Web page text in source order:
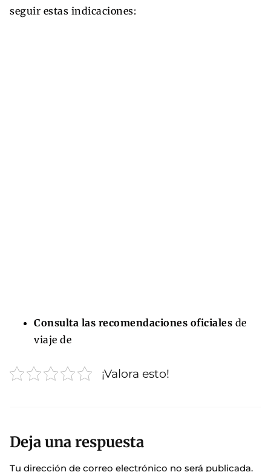
seguir estas indicaciones:
Consulta las recomendaciones oficiales de
viaje de
¡Valora esto!
Deja una respuesta
Tu dirección de correo electrónico no será publicada.